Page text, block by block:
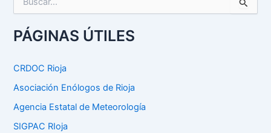
c
a
p
r
:
PÁGINAS ÚTILES
CRDOC Rioja
Asociación Enólogos de Rioja
Agencia Estatal de Meteorología
SIGPAC RIoja